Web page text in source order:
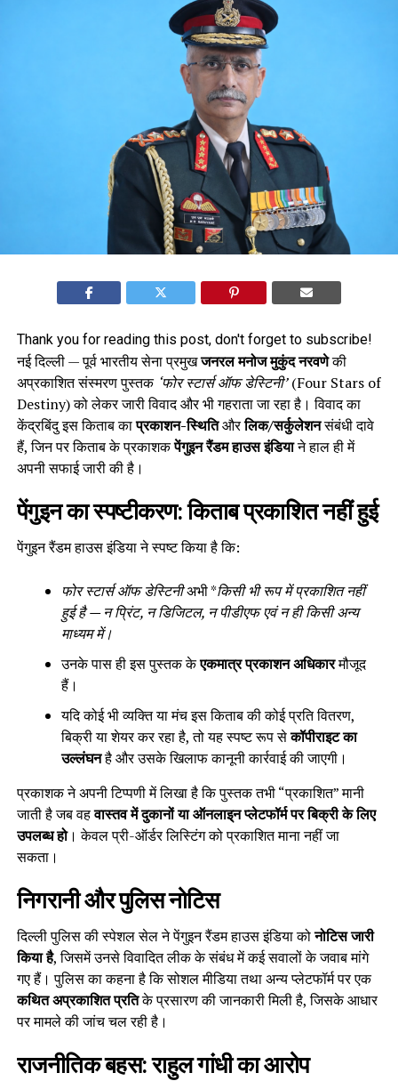
Thank you for reading this post, don't forget to subscribe!
नई दिल्ली — पूर्व भारतीय सेना प्रमुखजनरल मनोज मुकुंद नरवणेकी
अप्रकाशित संस्मरण पुस्तक ‘फोर स्टार्स ऑफ डेस्टिनी’(Four Stars of
Destiny) को लेकर जारी विवाद और भी गहराता जा रहा है। विवाद का
केंद्रबिंदु इस किताब काप्रकाशन-स्थितिऔरलिक/सर्कुलेशनसंबंधी दावे
हैं, जिन पर किताब के प्रकाशकपेंगुइन रैंडम हाउस इंडियाने हाल ही में
अपनी सफाई जारी की है।
पेंगुइन का स्पष्टीकरण: किताब प्रकाशित नहीं हुई
पेंगुइन रैंडम हाउस इंडिया ने स्पष्ट किया है कि:
फोर स्टार्स ऑफ डेस्टिनीअभी *किसी भी रूप में प्रकाशित नहीं
हुई है — न प्रिंट, न डिजिटल, न पीडीएफ एवं न ही किसी अन्य
माध्यम में।
उनके पास ही इस पुस्तक केएकमात्र प्रकाशन अधिकारमौजूद
हैं।
यदि कोई भी व्यक्ति या मंच इस किताब की कोई प्रति वितरण,
बिक्री या शेयर कर रहा है, तो यह स्पष्ट रूप सेकॉपीराइट का
उल्लंघनहै और उसके खिलाफ कानूनी कार्रवाई की जाएगी।
प्रकाशक ने अपनी टिप्पणी में लिखा है कि पुस्तक तभी “प्रकाशित” मानी
जाती है जब वहवास्तव में दुकानों या ऑनलाइ्न प्लेटफॉर्म पर बिक्री के लिए
उपलब्ध हो। केवल प्री-ऑर्डर लिस्टिंग को प्रकाशित माना नहीं जा
सकता।
निगरानी और पुलिस नोटिस
दिल्ली पुलिस की स्पेशल सेल ने पेंगुइन रैंडम हाउस इंडिया कोनोटिस जारी
किया है, जिसमें उनसे विवादित लीक के संबंध में कई सवालों के जवाब मांगे
गए हैं। पुलिस का कहना है कि सोशल मीडिया तथा अन्य प्लेटफॉर्म पर एक
कथित अप्रकाशित प्रतिके प्रसारण की जानकारी मिली है, जिसके आधार
पर मामले की जांच चल रही है।
राजनीतिक बहस: राहुल गांधी का आरोप